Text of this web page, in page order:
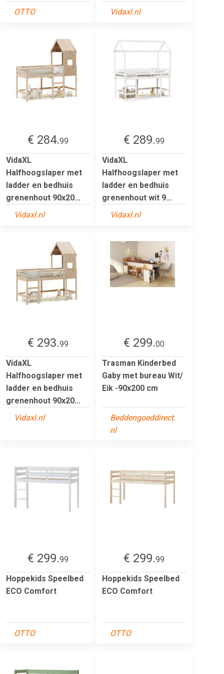
OTTO
Vidaxl.nl
€ 284.99
VidaXL
Halfhoogslaper met
ladder en bedhuis
grenenhout 90x20...
Vidaxl.nl
€ 289.99
VidaXL
Halfhoogslaper met
ladder en bedhuis
grenenhout wit 9...
Vidaxl.nl
€ 293.99
VidaXL
Halfhoogslaper met
ladder en bedhuis
grenenhout 90x20...
Vidaxl.nl
€ 299.00
Trasman Kinderbed
Gaby met bureau Wit/
Eik -90x200 cm
Beddengoeddirect.
nl
€ 299.99
Hoppekids Speelbed
ECO Comfort
OTTO
€ 299.99
Hoppekids Speelbed
ECO Comfort
OTTO